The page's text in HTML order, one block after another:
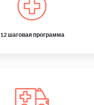
12 шаговая программа